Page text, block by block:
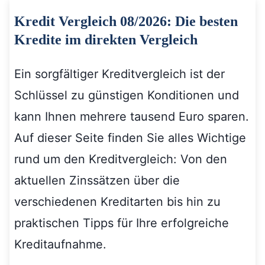
Kredit Vergleich 08/2026: Die besten
Kredite im direkten Vergleich
Ein sorgfältiger Kreditvergleich ist der
Schlüssel zu günstigen Konditionen und
kann Ihnen mehrere tausend Euro sparen.
Auf dieser Seite finden Sie alles Wichtige
rund um den Kreditvergleich: Von den
aktuellen Zinssätzen über die
verschiedenen Kreditarten bis hin zu
praktischen Tipps für Ihre erfolgreiche
Kreditaufnahme.